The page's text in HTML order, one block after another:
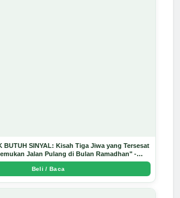
BUTUH SINYAL: Kisah Tiga Jiwa yang Tersesat
Jalan Pulang di Bulan Ramadhan" -
Beli / Baca